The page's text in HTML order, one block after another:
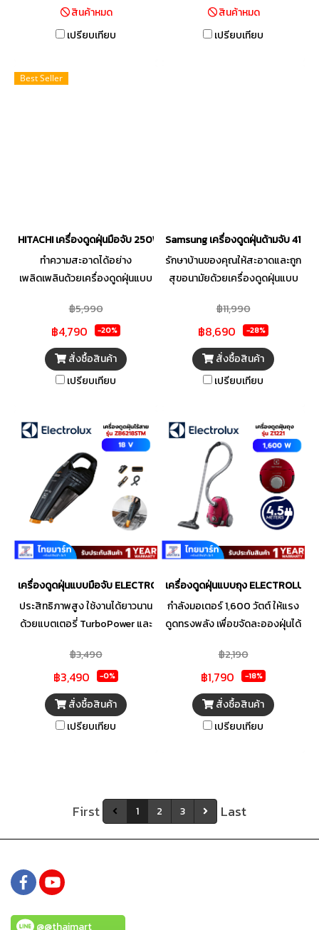
เดียว พร้อมโหมดการทำงาน 2
โหมด เพื่อขจัดสิ่งสกปรกบนพื้น
สินค้าหมด
เปรียบเทียบ
13,500 ปาสกาล ขจัดสิ่งสกปรก
บนพื้นแข็ง พรม และมุมที่เข้าถึง
สินค้าหมด
เปรียบเทียบ
Best Seller
HITACHI เครื่องดูดฝุ่นมือจับ 250W สีแดง รุ่น PV-X95N
ทำความสะอาดได้อย่าง
เพลิดเพลินด้วยเครื่องดูดฝุ่นแบบ
เด่นด้วยระยะเวลาการทำงานที่
สูงสุดถึง 40 นาที ด้วยดีไซน์
เพรียวบาง ขนาดกะทัดรัด และมีน้ำ
หนักเบา คุณจึงดูดทำความสะอาด
ได้เพลิดเพลินไม่มีสะดุด ทั้งยังจัด
พร้อมหัวดูดเสริมอีก 3 หัว เพื่อการ
ใช้งานที่แตกต่างกันออกไปแต่ละ
พื้นที่ ทิ้งฝุ่นและถอดแผ่นกรอง
ออกมาทำความสะอาดได้อย่าง
ง่ายดาย ตอบโจทย์ความสะดวก
สบายในชีวิตประจำวันได้อย่าง
฿5,990
฿4,790 -20%
สั่งซื้อสินค้า
เปรียบเทียบ
Samsung เครื่องดูดฝุ่นด้ามจับ
รักษาบ้านของคุณให้สะอาดและถูก
สุขอนามัยด้วยเครื่องดูดฝุ่นแบบ
นี้มาพร้อมพลังดูด 150 วัตต์เพื่อ
การทำความสะอาดที่มี
ประสิทธิภาพ
฿11,990
฿8,690 -28%
สั่งซื้อสินค้า
เปรียบเทียบ
เครื่องดูดฝุ่นแบบมือจับ ELECTROLUX ZB6218STM
ประสิทธิภาพสูง ใช้งานได้ยาวนาน
ด้วยแบตเตอรี่ TurboPower และ
ลักษณะการดูดแบบไซโคลน
พร้อมหัวดูดที่ซอกซอน เข้าถึงได้
ทุกซอกมุม ปรับแรงดูดได้ 2 ระดับ
ระบบกรองฝุ่น 2 ชั้น แยกเป็นก
รองหยาบ กับกรองละเอียด เพื่อ
฿3,490
฿3,490 -0%
สั่งซื้อสินค้า
เปรียบเทียบ
เครื่องดูดฝุ่นแบบถุง ELECTROLUX
กำลังมอเตอร์ 1,600 วัตต์ ให้แรง
ดูดทรงพลัง เพื่อขจัดละอองฝุ่นได้
HEPA ช่วยกรองสารก่อภูมิแพ้ ไม่
ว่าจะเป็นไรฝุ่น ละอองเกสร และขน
สัตว์เลี้ยง ขนาดกะทัดรัด ถือง่าย
ด้วยหูหิ้ว และล้อยางกันรอย
สามารถเคลื่อนย้ายไปทำความ
฿2,190
฿1,790 -18%
สั่งซื้อสินค้า
เปรียบเทียบ
First 1 2 3 Last
@@thaimart